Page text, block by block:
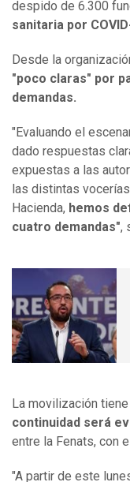
despido de 6.300
sanitaria por
Desde la
"poco claras" por
demandas.
"Evaluando el
dado respuestas
expuestas a las
las distintas
Hacienda, hemos
cuatro demandas",
La movilización
continuidad será
entre la Fenats, con
"A partir de este